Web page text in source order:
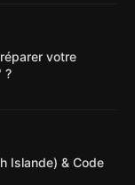
votre
?
Islande) & Code